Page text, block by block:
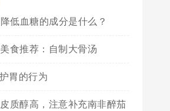
低血糖的成分是什么？
食推荐：自制大骨汤
胃的行为
质醇高，注意补充南非醉茄